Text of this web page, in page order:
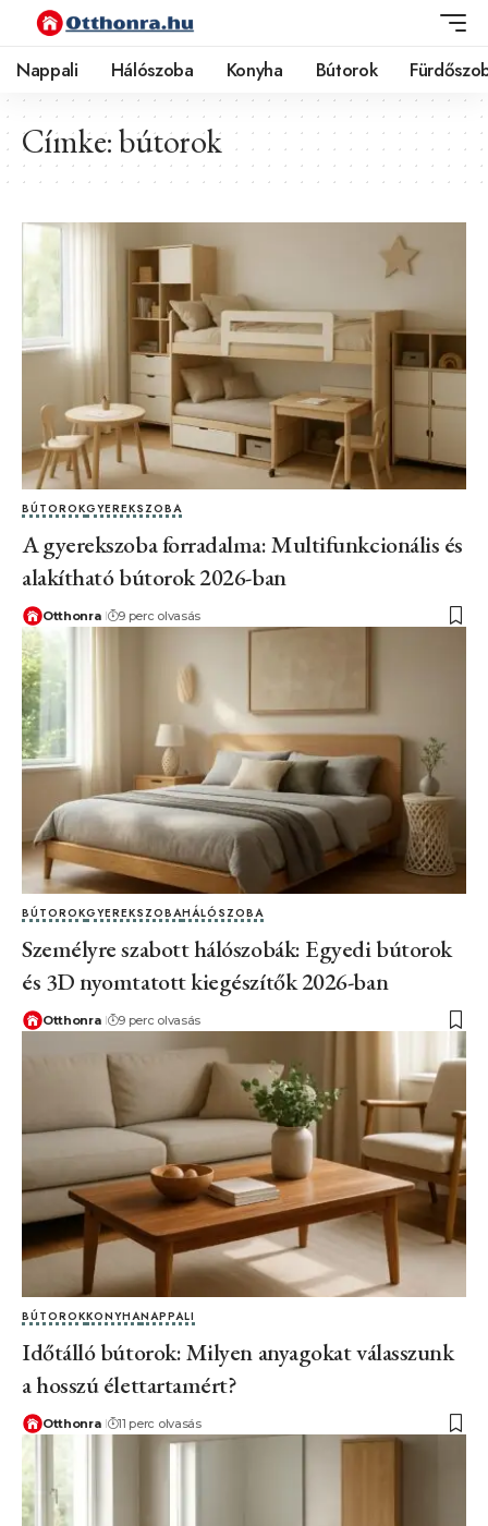
Nappali Hálószoba Konyha Bútorok
Címke:bútorok
BÚTOROKGYEREKSZOBA
A gyerekszoba forradalma: Multifunkcionális és
alakítható bútorok 2026-ban
Otthonra 9 perc olvasás
BÚTOROKGYEREKSZOBAHÁLÓSZOBA
Személyre szabott hálószobák: Egyedi bútorok
és 3D nyomtatott kiegészítők 2026-ban
Otthonra 9 perc olvasás
BÚTOROKKONYHANAPPALI
Időtálló bútorok: Milyen anyagokat válasszunk
a hosszú élettartamért?
Otthonra 11 perc olvasás